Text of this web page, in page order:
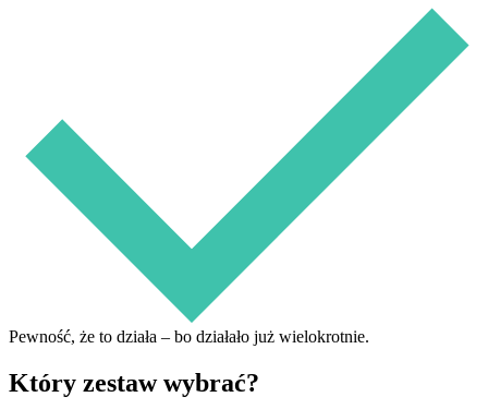
Pewność, że to działa – bo działało już wielokrotnie.
Który zestaw wybrać?